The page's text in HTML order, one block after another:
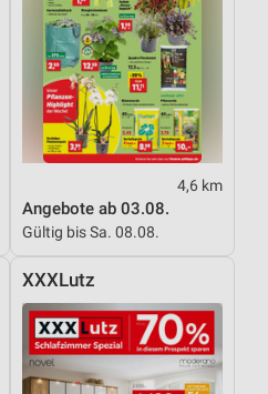
4,6 km
Angebote ab 03.08.
Gültig bis Sa. 08.08.
XXXLutz